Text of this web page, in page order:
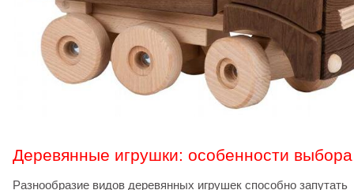
Деревянные игрушки: особенности выбора
Разнообразие видов деревянных игрушек способно запутать